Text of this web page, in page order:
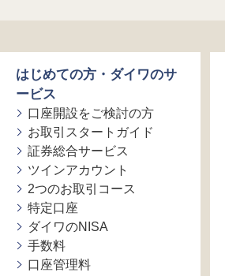
はじめての方・ダイワのサ
ービス
口座開設をご検討の方
お取引スタートガイド
証券総合サービス
ツインアカウント
2つのお取引コース
特定口座
ダイワのNISA
手数料
口座管理料